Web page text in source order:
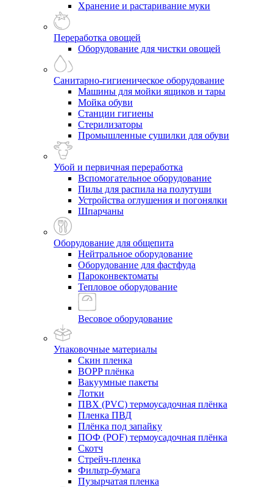
Хранение и растаривание муки
Переработка овощей
Оборудование для чистки овощей
Санитарно-гигиеническое оборудование
Машины для мойки ящиков и тары
Мойка обуви
Станции гигиены
Стерилизаторы
Промышленные сушилки для обуви
Убой и первичная переработка
Вспомогательное оборудование
Пилы для распила на полутуши
Устройства оглушения и погонялки
Шпарчаны
Оборудование для общепита
Нейтральное оборудование
Оборудование для фастфуда
Пароконвектоматы
Тепловое оборудование
Весовое оборудование
Упаковочные материалы
Скин пленка
BOPP плёнка
Вакуумные пакеты
Лотки
ПВХ (PVC) термоусадочная плёнка
Пленка ПВД
Плёнка под запайку
ПОФ (POF) термоусадочная плёнка
Скотч
Стрейч-пленка
Фильтр-бумага
Пузырчатая пленка